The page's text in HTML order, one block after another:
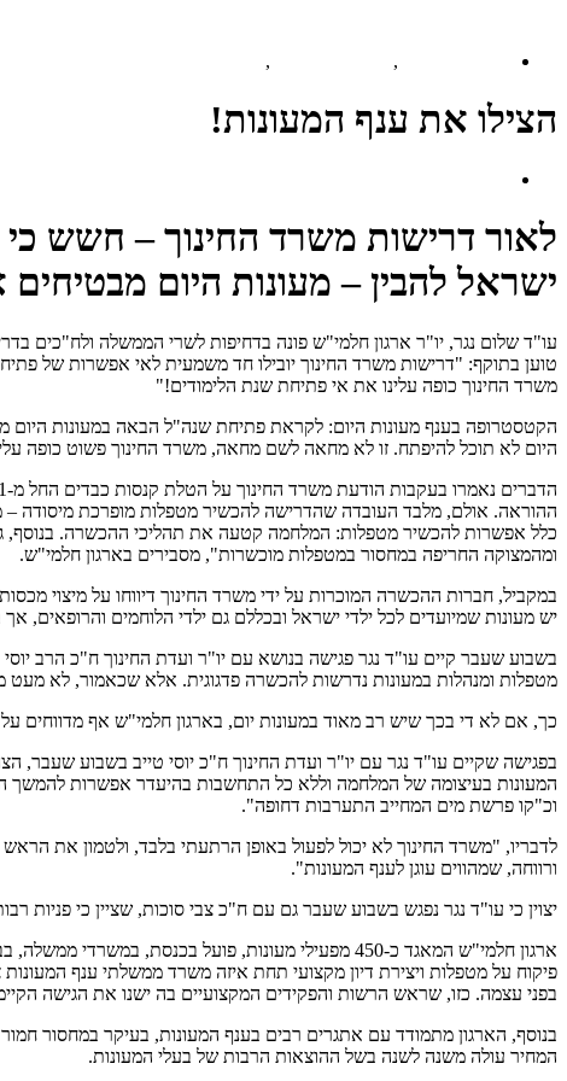
,
,
הצילו את ענף המעונות!
לאור דרישות משרד החינוך – חשש
ישראל להבין – מעונות היום
עו"ד שלום נגר, יו"ר ארגון חלמי"ש פונה בדחיפות לשרי הממשלה ולח"כים
טוען בתוקף: "דרישות משרד החינוך יובילו חד משמעית לאי אפשרות של
משרד החינוך כופה עלינו את אי פתיחת שנת הלימודים!"
הקטסטרופה בענף מעונות היום: לקראת פתיחת שנה"ל הבאה במעונות היום
היום לא תוכל להיפתח. זו לא מחאה לשם מחאה, משרד החינוך פשוט כופה
ההוראה. אולם, מלבד העובדה שהדרישה להכשיר מטפלות מופרכת מיסודה –
כלל אפשרות להכשיר מטפלות: המלחמה קטעה את תהליכי ההכשרה. בנוסף,
ומהמצוקה החריפה במחסור במטפלות מוכשרות", מסבירים בארגון חלמי"ש.
במקביל, חברות ההכשרה המוכרות על ידי משרד החינוך דיווחו על מיצוי
יש מעונות שמיועדים לכל ילדי ישראל ובכללם גם ילדי הלוחמים
מטפלות ומנהלות במעונות נדרשות להכשרה פדגוגית. אלא שכאמור, לא
כך, אם לא די בכך שיש רב מאוד במעונות יום, בארגון חלמי"ש אף מדווחים
בפגישה שקיים עו"ד נגר עם יו"ר ועדת החינוך ח"כ יוסי טייב בשבוע
המעונות בעיצומה של המלחמה וללא כל התחשבות בהיעדר אפשרות להמשך
וכ"קו פרשת מים המחייב התערבות דחופה".
לדבריו, "משרד החינוך לא יכול לפעול באופן הרתעתי בלבד, ולטמון את
ורווחה, שמהווים עוגן לענף המעונות".
יצוין כי עו"ד נגר נפגש בשבוע שעבר גם עם ח"כ צבי סוכות, שציין כי
ארגון חלמי"ש המאגד כ-450 מפעילי מעונות, פועל
פיקוח על מטפלות ויצירת דיון מקצועי תחת איזה משרד ממשלתי ענף
בפני עצמה. כזו, שראש הרשות והפקידים המקצועיים בה ישנו את הגישה
בנוסף, הארגון מתמודד עם אתגרים רבים בענף המעונות, בעיקר במחסור
המחיר עולה משנה לשנה בשל ההוצאות הרבות של בעלי המעונות.